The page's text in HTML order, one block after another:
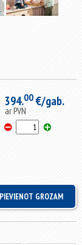
394.00€/gab.
ar PVN